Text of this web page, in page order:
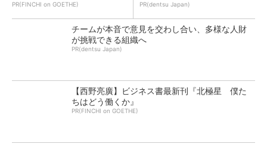
PR(FINCHI on GOETHE) PR(dentsu Japan)
チームが本音で意見を交わし合い、多様な人財
が挑戦できる組織へ
PR(dentsu Japan)
【西野亮廣】ビジネス書最新刊『北極星 僕た
ちはどう働くか』
PR(FINCHI on GOETHE)